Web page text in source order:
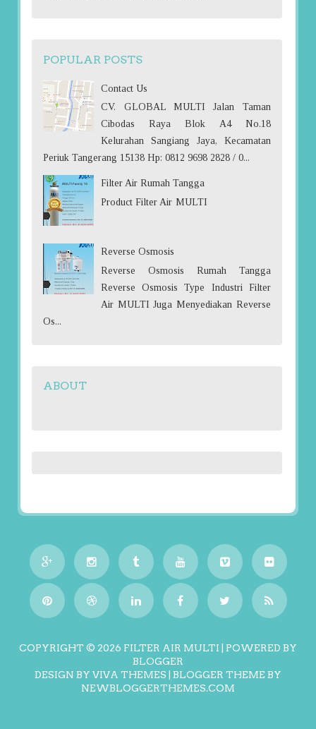
POPULAR POSTS
Contact Us
CV. GLOBAL MULTI Jalan Taman
Cibodas Raya Blok A4 No.18
Kelurahan Sangiang Jaya, Kecamatan
Periuk Tangerang 15138 Hp: 0812 9698 2828 / 0...
Filter Air Rumah Tangga
Product Filter Air MULTI
Reverse Osmosis
Reverse Osmosis Rumah Tangga
Reverse Osmosis Type Industri Filter
Air MULTI Juga Menyediakan Reverse
Os...
ABOUT
COPYRIGHT © 2026 FILTER AIR MULTI | POWERED BY
BLOGGER
DESIGN BY VIVA THEMES | BLOGGER THEME BY
NEWBLOGGERTHEMES.COM